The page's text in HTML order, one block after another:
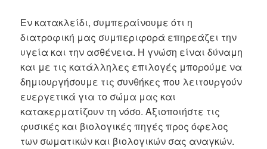
Εν κατακλείδι, συμπεραίνουμε ότι η
διατροφική μας συμπεριφορά επηρεάζει την
υγεία και την ασθένεια. Η γνώση είναι δύναμη
και με τις κατάλληλες επιλογές μπορούμε να
δημιουργήσουμε τις συνθήκες που λειτουργούν
ευεργετικά για το σώμα μας και
κατακερματίζουν τη νόσο. Αξιοποιήστε τις
φυσικές και βιολογικές πηγές προς όφελος
των σωματικών και βιολογικών σας αναγκών.